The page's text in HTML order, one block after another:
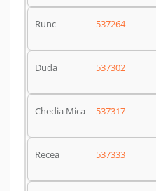
Runc 537264
Duda 537302
Chedia Mica 537317
Recea 537333